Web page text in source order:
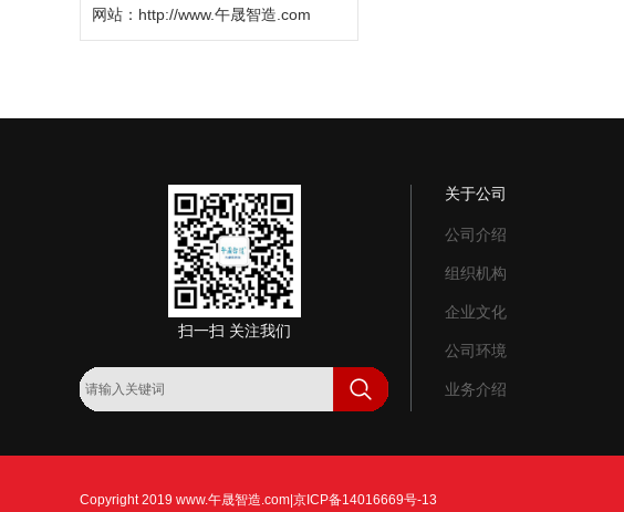
网站： http://www.午晟智造.com
扫一扫 关注我们
关于公司
公司介绍
组织机构
企业文化
公司环境
业务介绍
Copyright 2019 www.午晟智造.com 京ICP备14016669号-13